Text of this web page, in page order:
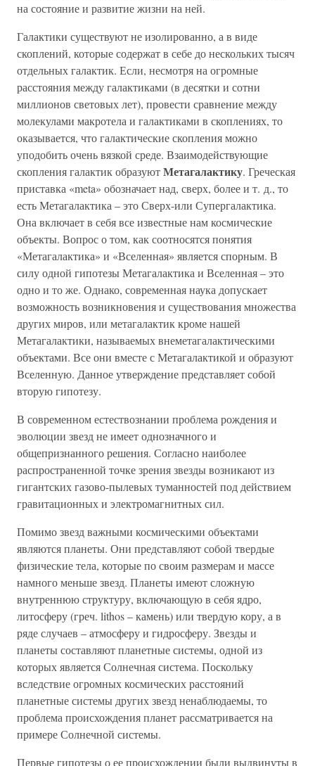
на состояние и развитие жизни на ней.
Галактики существуют не изолированно, а в виде
скоплений, которые содержат в себе до нескольких тысяч
отдельных галактик. Если, несмотря на огромные
расстояния между галактиками (в десятки и сотни
миллионов световых лет), провести сравнение между
молекулами макротела и галактиками в скоплениях, то
оказывается, что галактические скопления можно
уподобить очень вязкой среде. Взаимодействующие
скопления галактик образуютМетагалактику. Греческая
приставка «meta» обозначает над, сверх, более и т. д., то
есть Метагалактика – это Сверх-или Супергалактика.
Она включает в себя все известные нам космические
объекты. Вопрос о том, как соотносятся понятия
«Метагалактика» и «Вселенная» является спорным. В
силу одной гипотезы Метагалактика и Вселенная – это
одно и то же. Однако, современная наука допускает
возможность возникновения и существования множества
других миров, или метагалактик кроме нашей
Метагалактики, называемых внеметагалактическими
объектами. Все они вместе с Метагалактикой и образуют
Вселенную. Данное утверждение представляет собой
вторую гипотезу.
В современном естествознании проблема рождения и
эволюции звезд не имеет однозначного и
общепризнанного решения. Согласно наиболее
распространенной точке зрения звезды возникают из
гигантских газово-пылевых туманностей под действием
гравитационных и электромагнитных сил.
Помимо звезд важными космическими объектами
являются планеты. Они представляют собой твердые
физические тела, которые по своим размерам и массе
намного меньше звезд. Планеты имеют сложную
внутреннюю структуру, включающую в себя ядро,
литосферу (греч. lithos – камень) или твердую кору, а в
ряде случаев – атмосферу и гидросферу. Звезды и
планеты составляют планетные системы, одной из
которых является Солнечная система. Поскольку
вследствие огромных космических расстояний
планетные системы других звезд ненаблюдаемы, то
проблема происхождения планет рассматривается на
примере Солнечной системы.
Первые гипотезы о ее происхождении были выдвинуты в